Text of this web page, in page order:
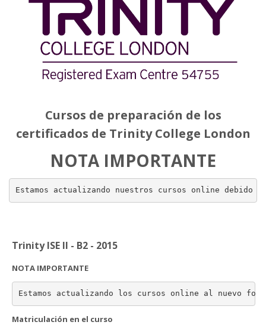
Cursos de preparación de los
certificados de Trinity College London
NOTA IMPORTANTE
Estamos actualizando nuestros cursos online
Trinity ISE II - B2 - 2015
NOTA IMPORTANTE
Estamos actualizando los cursos online al nuevo
Matriculación en el curso